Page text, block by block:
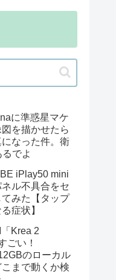
に準惑星マケ
を描かせたら
になった件。衛
でよ
iPlay50 mini
ル不具合をセ
みた【タップ
症状】
Krea 2
ごい！
のローカル
まで動くか検